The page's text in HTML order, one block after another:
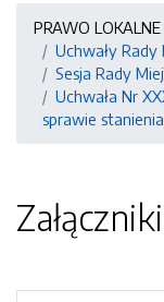
PRAWO LOKALNE
Uchwały Rady
Sesja Rady
Uchwała Nr
sprawie